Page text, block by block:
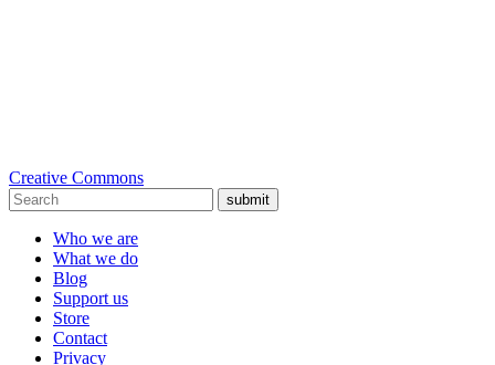
Creative Commons
submit
Who we are
What we do
Blog
Support us
Store
Contact
Privacy